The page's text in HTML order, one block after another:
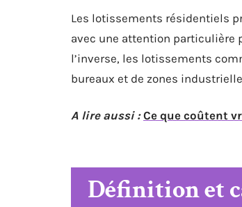
Les lotissements résidentiels
avec une attention particulière
l’inverse, les lotissements
bureaux et de zones
A lire aussi : Ce que coûtent
Définition et